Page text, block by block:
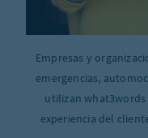
Empresas y
emergencias,
utilizan what3words
experiencia del